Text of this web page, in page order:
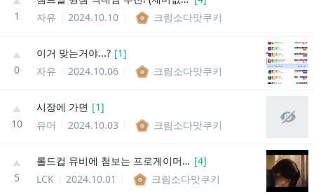
1
자유
2024.10.10 크림소다맛쿠키
0
이거 맞는거야...? [1]
자유
2024.10.06 크림소다맛쿠키
10
시장에 가면 [1]
유머
2024.10.03 크림소다맛쿠키
5
롤드컵 뮤비에 첨보는 프로게이머 있는뎌 [4]
LCK
2024.10.01 크림소다맛쿠키